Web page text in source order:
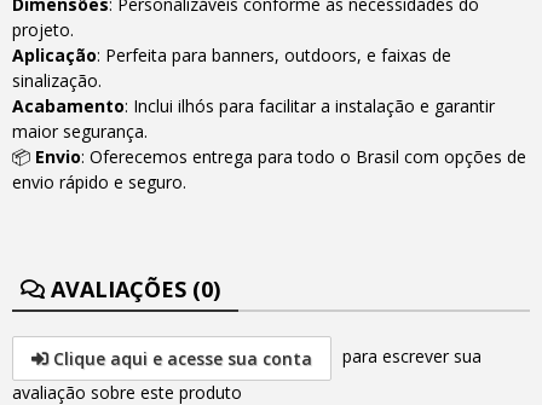
projeto.
Aplicação: Perfeita para banners, outdoors, e faixas de
sinalização.
Acabamento: Inclui ilhós para facilitar a instalação e garantir
maior segurança.
📦 Envio: Oferecemos entrega para todo o Brasil com opções de
envio rápido e seguro.
AVALIAÇÕES (0)
Clique aqui e acesse sua conta
para escrever sua
avaliação sobre este produto